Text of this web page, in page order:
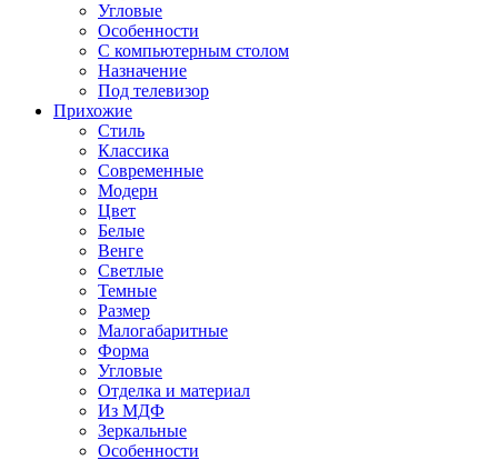
Угловые
Особенности
С компьютерным столом
Назначение
Под телевизор
Прихожие
Стиль
Классика
Современные
Модерн
Цвет
Белые
Венге
Светлые
Темные
Размер
Малогабаритные
Форма
Угловые
Отделка и материал
Из МДФ
Зеркальные
Особенности